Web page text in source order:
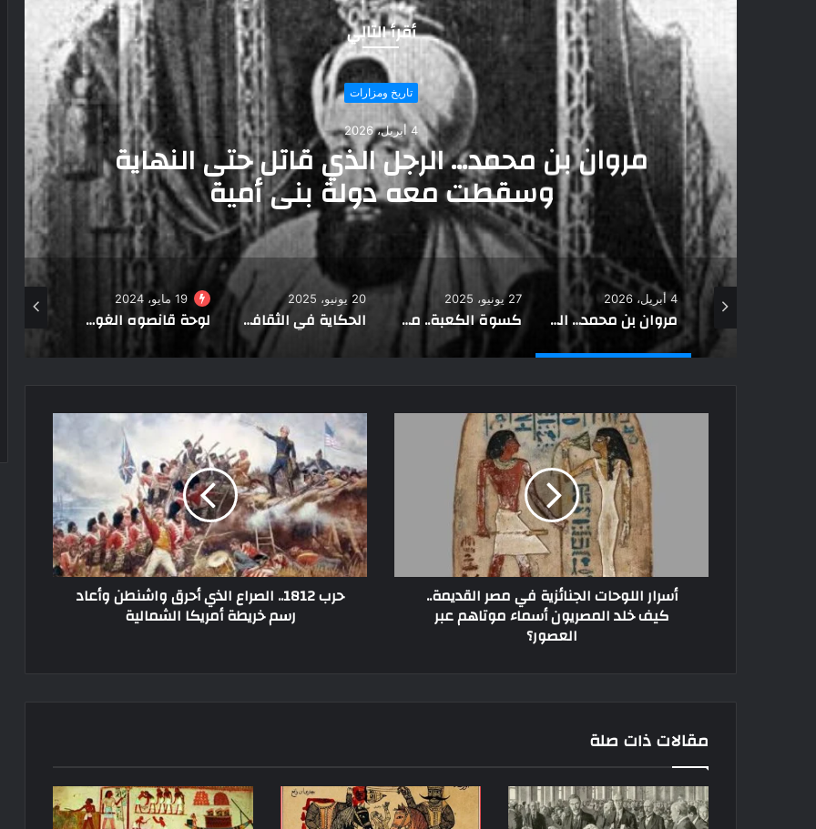
أقرأ التالي
تاريخ ومزارات
4 أبريل، 2026
بن محمد… الرجل الذي قاتل حتى النهاية
وسقطت معه دولة بني أمية
كسوة
4 أبريل، 2026
مروان بن محمد… الرجل الذي قاتل حتى النهاية وسقطت معه دولة بني أمية كسوة الكعبة.. من هو أول من وضعها وحكاية صنعها في مصر؟ الحكاية في الثقافة العمانية: من المجالس إلى الرواية
19 مايو، 2024
لوحة قانصوه الغوري بسيناء.. الحُجاج عبروا من هُنا
أسرار اللوحات الجنائزية في مصر القديمة..
كيف خلد المصريون أسماء موتاهم عبر
العصور؟
حرب 1812.. الصراع الذي أحرق واشنطن وأعاد
رسم خريطة أمريكا الشمالية
مقالات ذات صلة